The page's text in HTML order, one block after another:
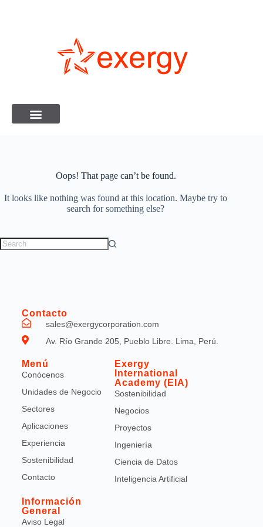
Oops! That page can’t be found.
It looks like nothing was found at this location. Maybe try to
search for something else?
Contacto
sales@exergycorporation.com
Av. Río Grande 205, Pueblo Libre. Lima, Perú.
Menú
Conócenos
Unidades de Negocio
Sectores
Aplicaciones
Experiencia
Sostenibilidad
Contacto
Exergy
International
Academy (EIA)
Sostenibilidad
Negocios
Proyectos
Ingeniería
Ciencia de Datos
Inteligencia Artificial
Información
General
Aviso Legal